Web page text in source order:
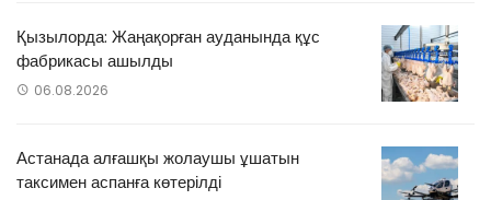
Қызылорда: Жаңақорған ауданында құс
фабрикасы ашылды
06.08.2026
Астанада алғашқы жолаушы ұшатын
таксимен аспанға көтерілді